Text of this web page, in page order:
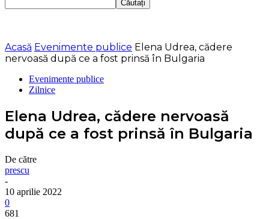
Acasă Evenimente publice Elena Udrea, cădere
nervoasă după ce a fost prinsă în Bulgaria
Evenimente publice
Zilnice
Elena Udrea, cădere nervoasă
după ce a fost prinsă în Bulgaria
De către
prescu
-
10 aprilie 2022
0
681